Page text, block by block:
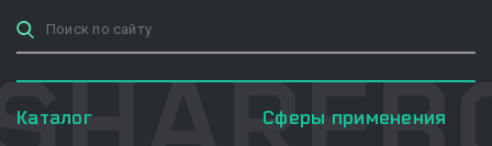
Каталог Сферы применения